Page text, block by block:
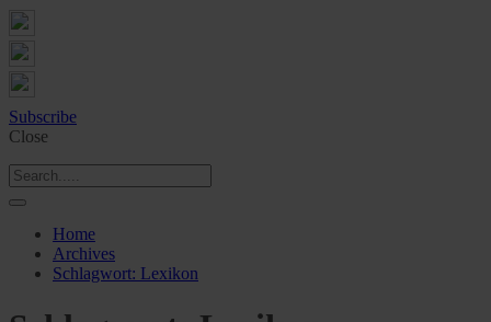
Subscribe
Close
Home
Archives
Schlagwort: Lexikon